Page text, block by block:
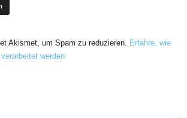
Akismet, um Spam zu reduzieren. Erfahre, wie
werden.